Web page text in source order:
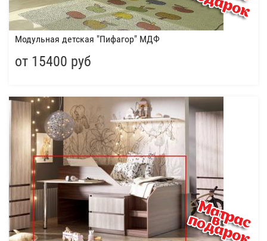
Модульная детская "Пифагор" МДФ
от 15400 руб